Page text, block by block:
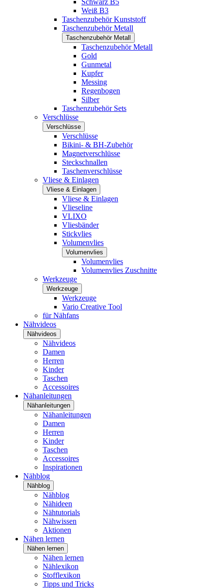
Schwarz B5
Weiß B3
Taschenzubehör Kunststoff
Taschenzubehör Metall
Taschenzubehör Metall
Taschenzubehör Metall
Gold
Gunmetal
Kupfer
Messing
Regenbogen
Silber
Taschenzubehör Sets
Verschlüsse
Verschlüsse
Verschlüsse
Bikini- & BH-Zubehör
Magnetverschlüsse
Steckschnallen
Taschenverschlüsse
Vliese & Einlagen
Vliese & Einlagen
Vliese & Einlagen
Vlieseline
VLIXO
Vliesbänder
Stickvlies
Volumenvlies
Volumenvlies
Volumenvlies
Volumenvlies Zuschnitte
Werkzeuge
Werkzeuge
Werkzeuge
Vario Creative Tool
für Nähfans
Nähvideos
Nähvideos
Nähvideos
Damen
Herren
Kinder
Taschen
Accessoires
Nähanleitungen
Nähanleitungen
Nähanleitungen
Damen
Herren
Kinder
Taschen
Accessoires
Inspirationen
Nähblog
Nähblog
Nähblog
Nähideen
Nähtutorials
Nähwissen
Aktionen
Nähen lernen
Nähen lernen
Nähen lernen
Nählexikon
Stofflexikon
Tipps und Tricks